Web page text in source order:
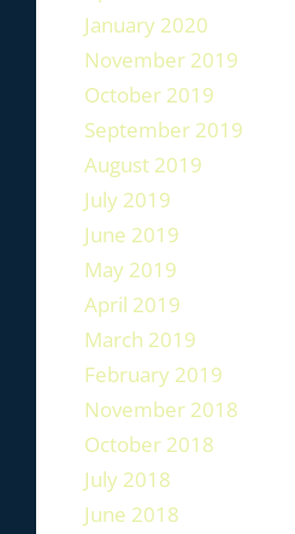
January 2020
November 2019
October 2019
September 2019
August 2019
July 2019
June 2019
May 2019
April 2019
March 2019
February 2019
November 2018
October 2018
July 2018
June 2018